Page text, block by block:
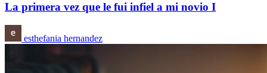
La primera vez que le fui infiel a mi novio I
esthefania hernandez